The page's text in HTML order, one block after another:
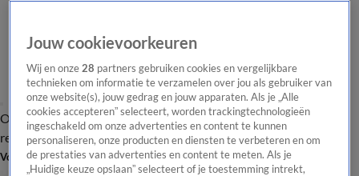
Overzicht Laatste nieuws Regionieuws Het beste van Hart
Tip de
redactie
Volg Hart van Nederland
Jouw cookievoorkeuren
Wij en onze28 partners gebruiken cookies en vergelijkbare
technieken om informatie te verzamelen over jou als gebruiker van
onze website(s), jouw gedrag en jouw apparaten. Als je „Alle
cookies accepteren” selecteert, worden trackingtechnologieën
ingeschakeld om onze advertenties en content te kunnen
personaliseren, onze producten en diensten te verbeteren en om
de prestaties van advertenties en content te meten. Als je
„Huidige keuze opslaan” selecteert of je toestemming intrekt,